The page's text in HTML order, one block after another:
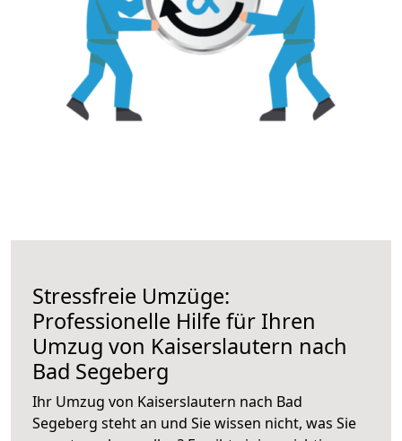
Stressfreie Umzüge:
Professionelle Hilfe für Ihren
Umzug von Kaiserslautern nach
Bad Segeberg
Ihr Umzug von Kaiserslautern nach Bad
Segeberg steht an und Sie wissen nicht, was Sie